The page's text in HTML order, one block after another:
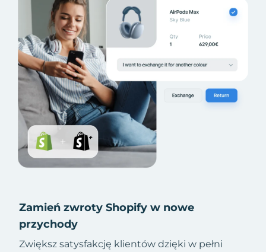
Zamień zwroty Shopify w nowe
przychody
Zwiększ satysfakcję klientów dzięki w pełni